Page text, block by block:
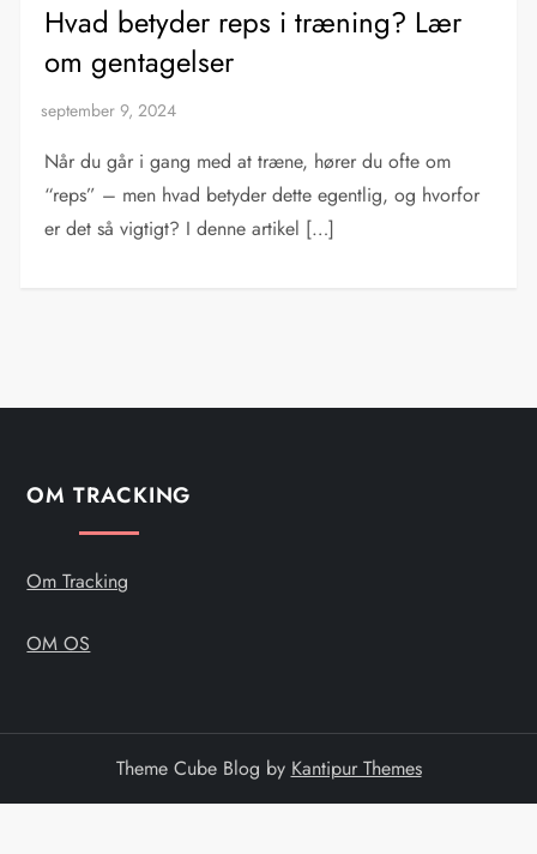
Hvad betyder reps i træning? Lær
om gentagelser
Når du går i gang med at træne, hører du ofte om
“reps” – men hvad betyder dette egentlig, og hvorfor
er det så vigtigt? I denne artikel […]
OM TRACKING
Om Tracking
OM OS
Theme Cube Blog by Kantipur Themes